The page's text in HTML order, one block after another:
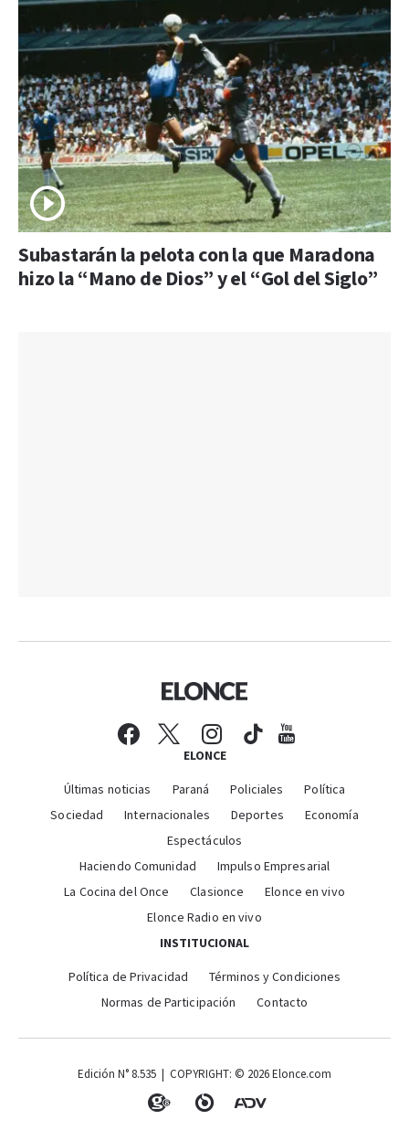
Subastarán la pelota con la que Maradona
hizo la “Mano de Dios” y el “Gol del Siglo”
ELONCE
Últimas noticias Paraná Policiales
Política
Sociedad
Internacionales Deportes
Economía
Espectáculos
Haciendo Comunidad
Impulso Empresarial
La Cocina del Once
Clasionce
Elonce en vivo
Elonce Radio en vivo
INSTITUCIONAL
Política de Privacidad
Términos y Condiciones
Normas de Participación
Contacto
Edición N° 8.535 | COPYRIGHT: © 2026 Elonce.com